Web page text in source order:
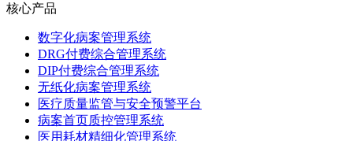
核心产品
数字化病案管理系统
DRG付费综合管理系统
DIP付费综合管理系统
无纸化病案管理系统
医疗质量监管与安全预警平台
病案首页质控管理系统
医用耗材精细化管理系统